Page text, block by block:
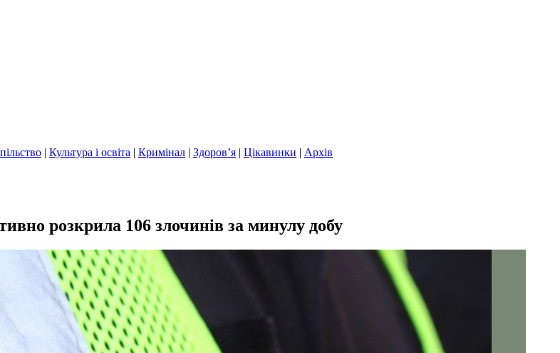
| Культура і освіта | Кримінал | Здоров’я | Цікавинки | Архів
розкрила 106 злочинів за минулу добу